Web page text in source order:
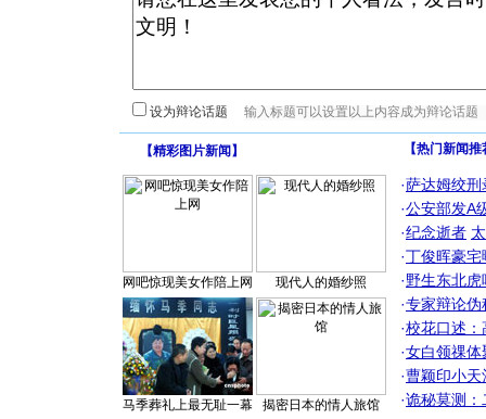
设为辩论话题
【精彩图片新闻 】
网吧惊现美女作陪上网 现代人的婚纱照
马季葬礼上最无耻一幕 揭密日本的情人旅馆
【热门新闻
·萨达姆绞刑
·公安部发A
·纪念逝者
·丁俊晖豪
·野生东北
·专家辩论伪
·校花口述：
·女白领祼体
·曹颖印小天
·诡秘莫测：